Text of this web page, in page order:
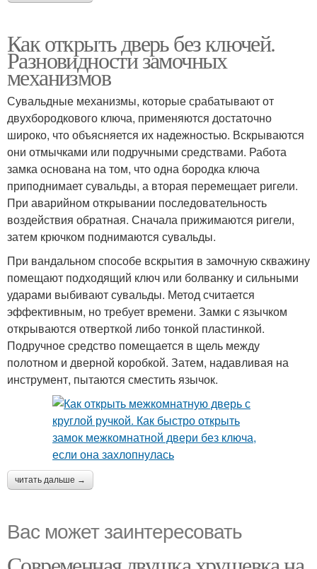
Как открыть дверь без ключей.
Разновидности замочных
механизмов
Сувальдные механизмы, которые срабатывают от
двухбородкового ключа, применяются достаточно
широко, что объясняется их надежностью. Вскрываются
они отмычками или подручными средствами. Работа
замка основана на том, что одна бородка ключа
приподнимает сувальды, а вторая перемещает ригели.
При аварийном открывании последовательность
воздействия обратная. Сначала прижимаются ригели,
затем крючком поднимаются сувальды.
При вандальном способе вскрытия в замочную скважину
помещают подходящий ключ или болванку и сильными
ударами выбивают сувальды. Метод считается
эффективным, но требует времени. Замки с язычком
открываются отверткой либо тонкой пластинкой.
Подручное средство помещается в щель между
полотном и дверной коробкой. Затем, надавливая на
инструмент, пытаются сместить язычок.
читать дальше →
Вас может заинтересовать